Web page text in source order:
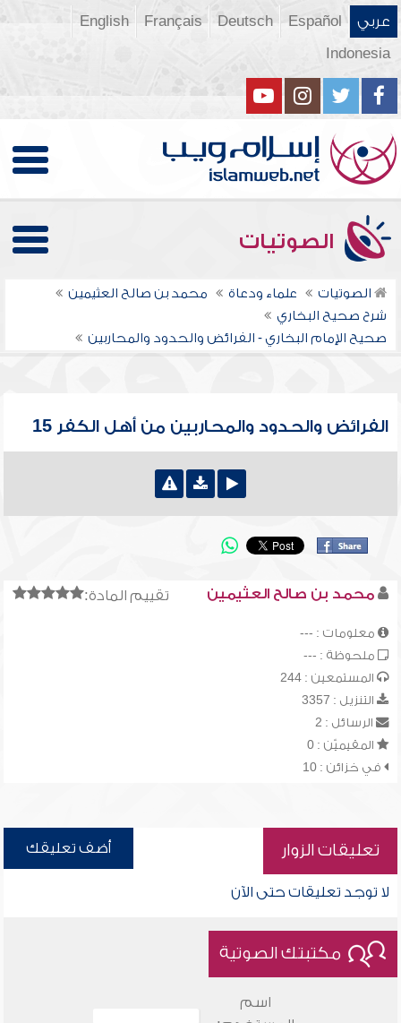
عربي Español
Deutsch
Français
English
Indonesia
الصوتيات
الصوتيات علماء ودعاة
محمد بن صالح العثيمين
شرح صحيح البخاري
صحيح الإمام البخاري - الفرائض والحدود والمحاربين
الفرائض والحدود والمحاربين من أهل الكفر 15
تقييم المادة: محمد بن صالح العثيمين
معلومات : ---
ملحوظة : ---
المستمعين : 244
التنزيل : 3357
الرسائل : 2
المقيميّن : 0
في خزائن : 10
تعليقات الزوار أضف تعليقك
لا توجد تعليقات حتى الآن
مكتبتك الصوتية
اسم